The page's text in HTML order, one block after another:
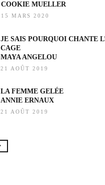
COOKIE MUELLER
15 MARS 2020
JE SAIS POURQUOI CHANTE
CAGE
MAYA ANGELOU
21 AOÛT 2019
LA FEMME GELÉE
ANNIE ERNAUX
21 AOÛT 2019